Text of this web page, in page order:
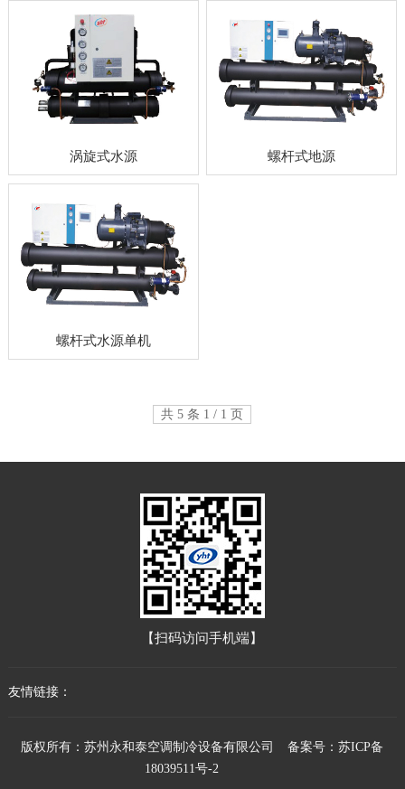
涡旋式水源 螺杆式地源
螺杆式水源单机
共 5 条 1 / 1 页
【扫码访问手机端】
友情链接：
版权所有：苏州永和泰空调制冷设备有限公司
备案号：苏ICP备
18039511号-2